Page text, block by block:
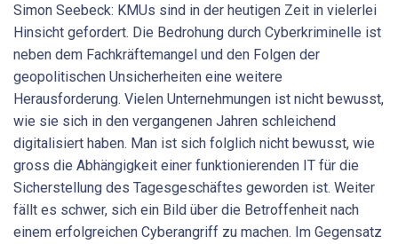
Simon Seebeck: KMUs sind in der heutigen Zeit in vielerlei
Hinsicht gefordert. Die Bedrohung durch Cyberkriminelle ist
neben dem Fachkräftemangel und den Folgen der
geopolitischen Unsicherheiten eine weitere
Herausforderung. Vielen Unternehmungen ist nicht bewusst,
wie sie sich in den vergangenen Jahren schleichend
digitalisiert haben. Man ist sich folglich nicht bewusst, wie
gross die Abhängigkeit einer funktionierenden IT für die
Sicherstellung des Tagesgeschäftes geworden ist. Weiter
fällt es schwer, sich ein Bild über die Betroffenheit nach
einem erfolgreichen Cyberangriff zu machen. Im Gegensatz